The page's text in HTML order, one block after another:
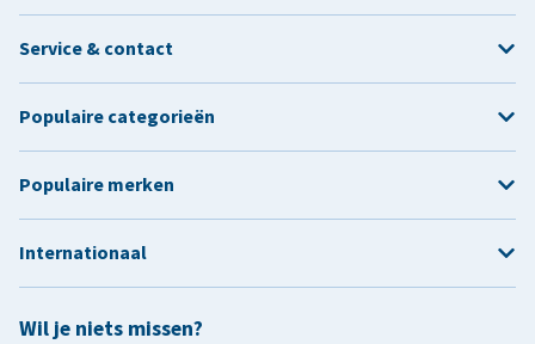
Wil je niets missen?
Service & contact
Populaire categorieën
Populaire merken
Internationaal